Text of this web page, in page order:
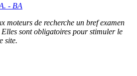
moteurs de recherche un bref examen
Elles sont obligatoires pour stimuler le
site.